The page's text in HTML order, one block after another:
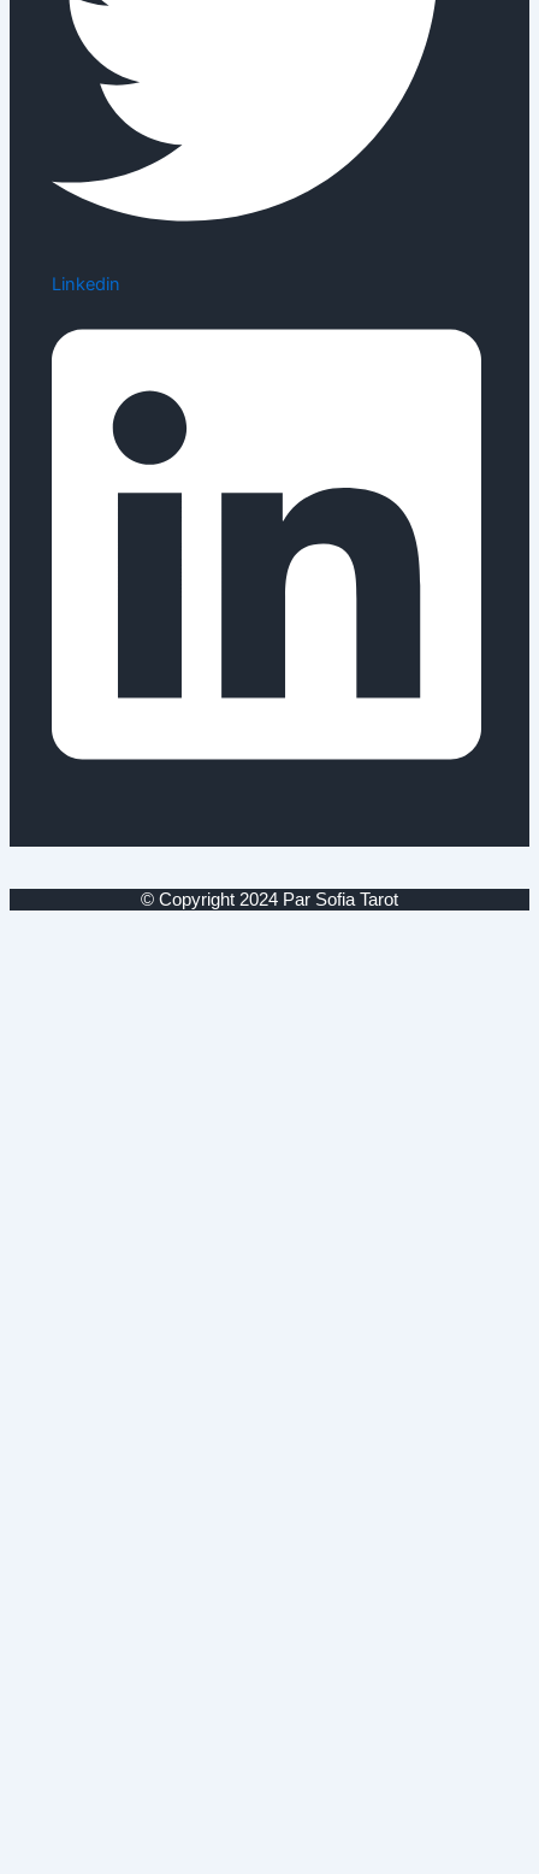
Linkedin
© Copyright 2024 Par Sofia Tarot